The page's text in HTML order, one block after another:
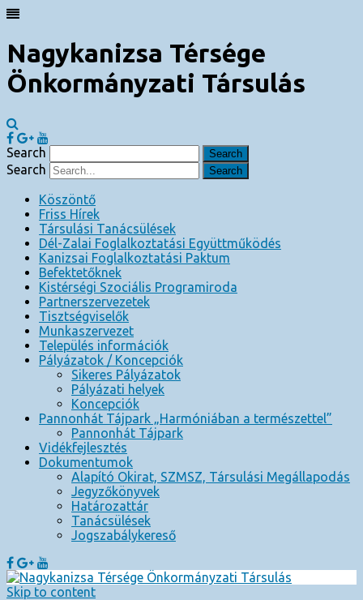
Nagykanizsa Térsége
Önkormányzati Társulás
Search
Search
Köszöntő
Friss Hírek
Társulási Tanácsülések
Dél-Zalai Foglalkoztatási Együttműködés
Kanizsai Foglalkoztatási Paktum
Befektetőknek
Kistérségi Szociális Programiroda
Partnerszervezetek
Tisztségviselők
Munkaszervezet
Település információk
Pályázatok / Koncepciók
Sikeres Pályázatok
Pályázati helyek
Koncepciók
Pannonhát Tájpark „Harmóniában a természettel”
Pannonhát Tájpark
Vidékfejlesztés
Dokumentumok
Alapító Okirat, SZMSZ, Társulási Megállapodás
Jegyzőkönyvek
Határozattár
Tanácsülések
Jogszabálykereső
Skip to content